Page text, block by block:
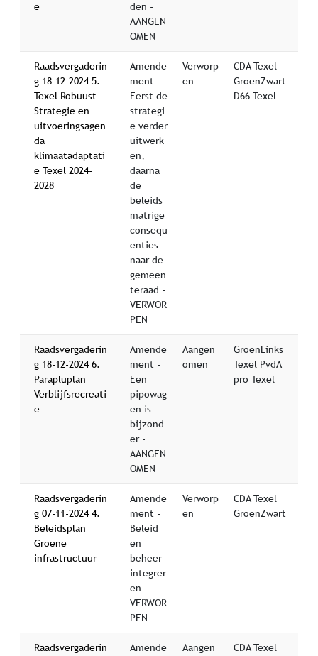
e
den -
AANGEN
OMEN
Raadsvergaderin
g 18-12-2024 5.
Texel Robuust -
Strategie en
uitvoeringsagen
da
klimaatadaptati
e Texel 2024-
2028
Amende
ment -
Eerst de
strategi
e verder
uitwerk
en,
daarna
de
beleids
matrige
consequ
enties
naar de
gemeen
teraad -
VERWOR
PEN
Verworp
en
CDA Texel
GroenZwart
D66 Texel
Raadsvergaderin
g 18-12-2024 6.
Parapluplan
Verblijfsrecreati
e
Amende
ment -
Een
pipowag
en is
bijzond
er -
AANGEN
OMEN
Aangen
omen
GroenLinks
Texel PvdA
pro Texel
Raadsvergaderin
g 07-11-2024 4.
Beleidsplan
Groene
infrastructuur
Amende
ment -
Beleid
en
beheer
integrer
en -
VERWOR
PEN
Verworp
en
CDA Texel
GroenZwart
Raadsvergaderin
Amende
Aangen
CDA Texel